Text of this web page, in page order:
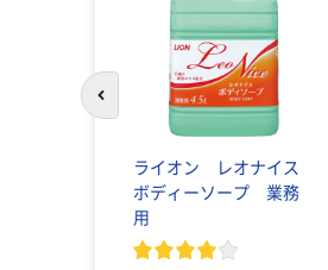
ライオン レオナイス
ボディーソープ 業務
用
前のスライドへ